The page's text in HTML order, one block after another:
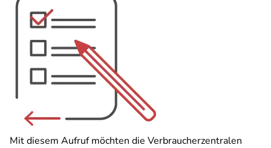
Mit diesem Aufruf möchten die Verbraucherzentralen